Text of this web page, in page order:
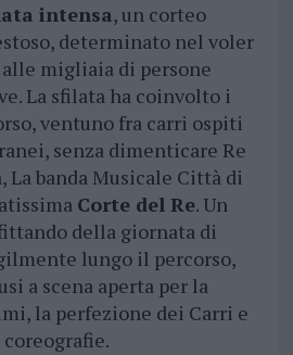
intensa, un corteo
determinato nel voler
migliaia di persone
La sfilata ha coinvolto i
ventuno fra carri ospiti
senza dimenticare Re
La banda Musicale Città di
Corte del Re. Un
della giornata di
lungo il percorso,
a scena aperta per la
la perfezione dei Carri e